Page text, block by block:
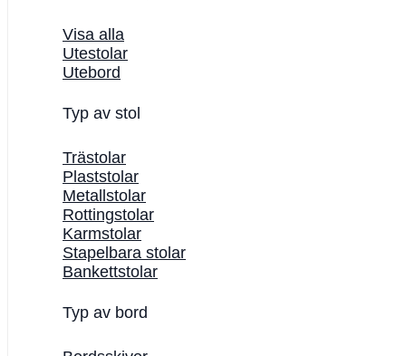
Visa alla
Utestolar
Utebord
Typ av stol
Trästolar
Plaststolar
Metallstolar
Rottingstolar
Karmstolar
Stapelbara stolar
Bankettstolar
Typ av bord